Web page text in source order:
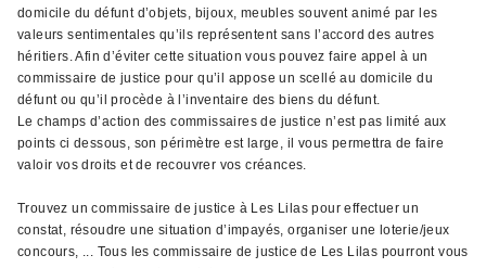
domicile du défunt d’objets, bijoux, meubles souvent animé par les
valeurs sentimentales qu’ils représentent sans l’accord des autres
héritiers. Afin d’éviter cette situation vous pouvez faire appel à un
commissaire de justice pour qu’il appose un scellé au domicile du
défunt ou qu’il procède à l’inventaire des biens du défunt.
Le champs d’action des commissaires de justice n’est pas limité aux
points ci dessous, son périmètre est large, il vous permettra de faire
valoir vos droits et de recouvrer vos créances.
Trouvez un commissaire de justice à Les Lilas pour effectuer un
constat, résoudre une situation d’impayés, organiser une loterie/jeux
concours, ... Tous les commissaire de justice de Les Lilas pourront vous